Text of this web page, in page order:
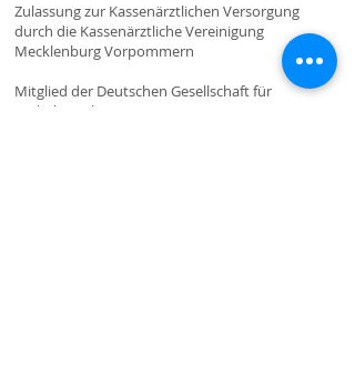
Zulassung zur Kassenärztlichen Versorgung
durch die Kassenärztliche Vereinigung
Mecklenburg Vorpommern
Mitglied der Deutschen Gesellschaft für
Verhaltenstherapie (DGVT)